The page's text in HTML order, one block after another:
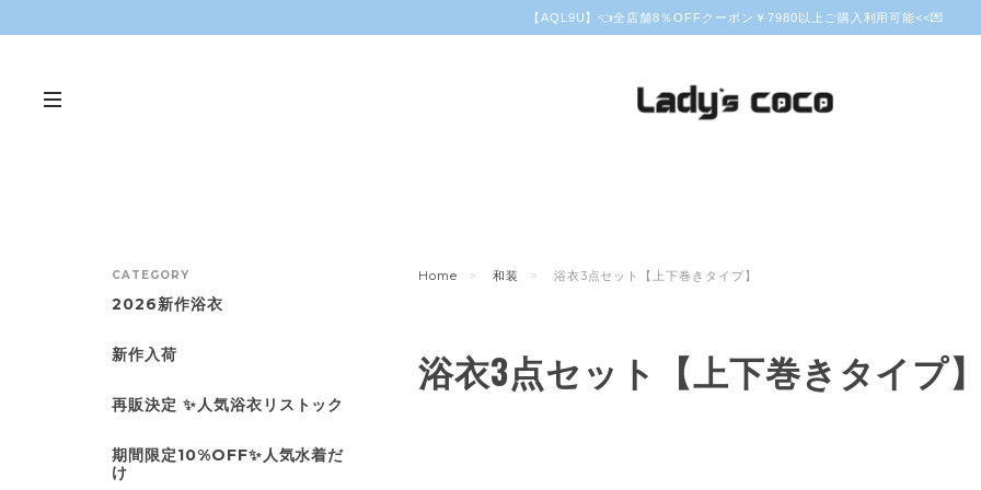
【AQL9U】👈全店舗8％OFFクーポン￥7980以上ご購入利用可能<<💌
Home 和装 浴衣3点セット【上下巻きタイプ】
浴衣3点セット【上下巻きタイプ
CATEGORY
2026新作浴衣
新作入荷
再販決定 ✨人気浴衣リストック
期間限定10%OFF✨人気水着だ
け